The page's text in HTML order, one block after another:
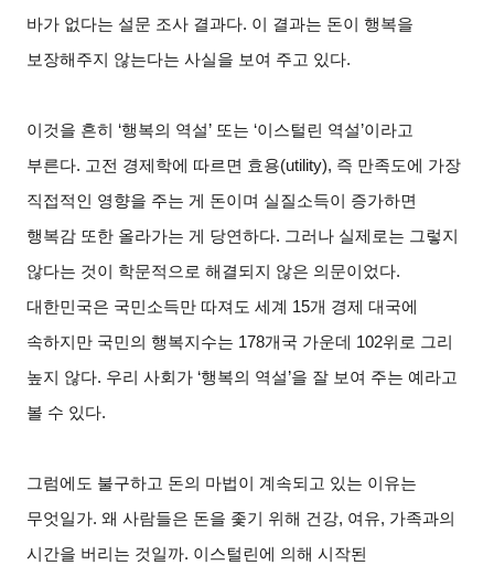
바가 없다는 설문 조사 결과다. 이 결과는 돈이 행복을
보장해주지 않는다는 사실을 보여 주고 있다.
이것을 흔히 ‘행복의 역설’ 또는 ‘이스털린 역설’이라고
부른다. 고전 경제학에 따르면 효용(utility), 즉 만족도에 가장
직접적인 영향을 주는 게 돈이며 실질소득이 증가하면
행복감 또한 올라가는 게 당연하다. 그러나 실제로는 그렇지
않다는 것이 학문적으로 해결되지 않은 의문이었다.
대한민국은 국민소득만 따져도 세계 15개 경제 대국에
속하지만 국민의 행복지수는 178개국 가운데 102위로 그리
높지 않다. 우리 사회가 ‘행복의 역설’을 잘 보여 주는 예라고
볼 수 있다.
그럼에도 불구하고 돈의 마법이 계속되고 있는 이유는
무엇일가. 왜 사람들은 돈을 좇기 위해 건강, 여유, 가족과의
시간을 버리는 것일까. 이스털린에 의해 시작된